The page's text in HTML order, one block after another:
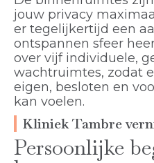
jouw privacy
er tegelijkertijd een
ontspannen sfeer
over vijf individuele,
wachtruimtes, zodat
eigen, besloten en
kan voelen.
Kliniek Tambre
Persoonlijke